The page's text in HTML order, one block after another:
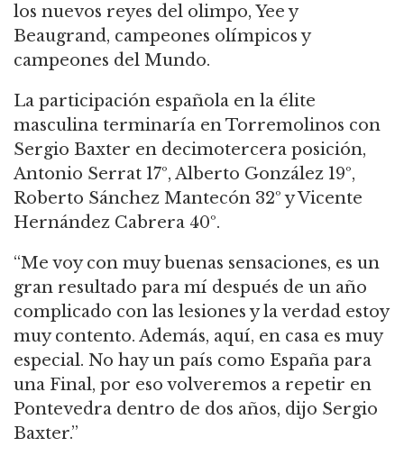
los nuevos reyes del olimpo, Yee y
Beaugrand, campeones olímpicos y
campeones del Mundo.
La participación española en la élite
masculina terminaría en Torremolinos con
Sergio Baxter en decimotercera posición,
Antonio Serrat 17º, Alberto González 19º,
Roberto Sánchez Mantecón 32º y Vicente
Hernández Cabrera 40º.
“Me voy con muy buenas sensaciones, es un
gran resultado para mí después de un año
complicado con las lesiones y la verdad estoy
muy contento. Además, aquí, en casa es muy
especial. No hay un país como España para
una Final, por eso volveremos a repetir en
Pontevedra dentro de dos años, dijo Sergio
Baxter.”